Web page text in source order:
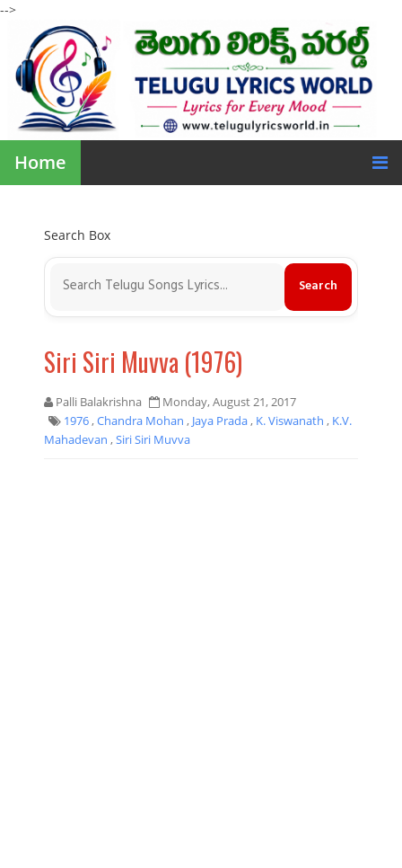
-->
Home
Search Box
Siri Siri Muvva (1976)
Palli Balakrishna
Monday, August 21, 2017
1976,Chandra Mohan , Jaya Prada, K. Viswanath , K.V.
Mahadevan ,Siri Siri Muvva